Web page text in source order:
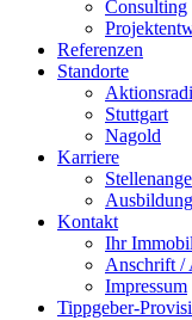
Consulting
Referenzen
Standorte
Stuttgart
Nagold
Karriere
Ausbildung
Kontakt
Ihr
Anschrift /
Impressum
Tippgeber-